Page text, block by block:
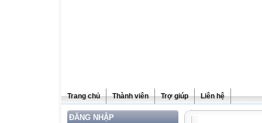
Trang chủ Thành viên Trợ giúp Liên hệ
ĐĂNG NHẬP